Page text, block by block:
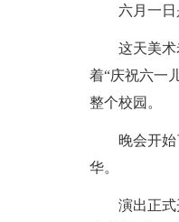
六月一
这天美
着“庆祝六一
整个校园。
晚会开
华。
演出正